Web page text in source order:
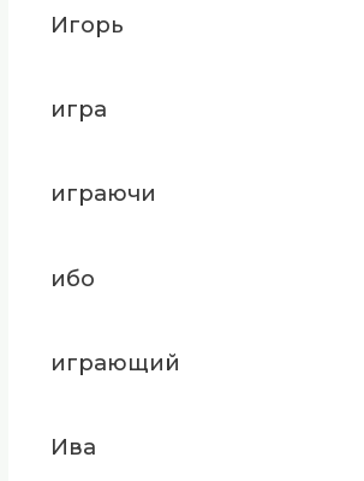
Игорь
игра
играючи
ибо
играющий
Ива